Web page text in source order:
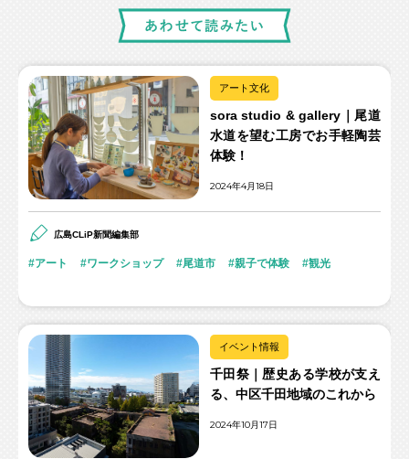
アート文化
sora studio & gallery｜尾道
水道を望む工房でお手軽陶芸
体験！
2024年4月18日
広島CLiP新聞編集部
アート ワークショップ 尾道市 親子で体験 観光
イベント情報
千田祭｜歴史ある学校が支え
る、中区千田地域のこれから
2024年10月17日